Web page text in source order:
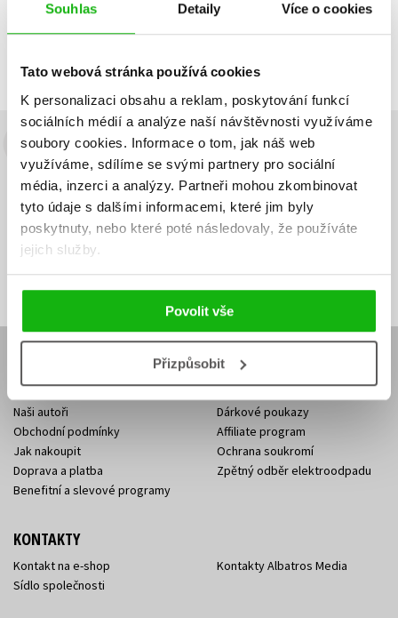
Souhlas Detaily Více o cookies
Tato webová stránka používá cookies
K personalizaci obsahu a reklam, poskytování funkcí
sociálních médií a analýze naší návštěvnosti využíváme
soubory cookies. Informace o tom, jak náš web
využíváme, sdílíme se svými partnery pro sociální
média, inzerci a analýzy. Partneři mohou zkombinovat
tyto údaje s dalšími informacemi, které jim byly
poskytnuty, nebo které poté následovaly, že používáte
jejich služby.
Povolit vše
Přizpůsobit
Zobraz záznamů
Budete to vědět jako první!
Zajímá Vás, jaký knižní hit právě vychází, na jaké zboží je výhodná
sleva, jaká běží soutěž o ceny? Přihlášením k odběru našich e-
mailových novineksouhlasíte se zpracováním osobních údajů.
Vaše e-
Vaše e-
Přihlásit se
Aktuality
Naši autoři
Obchodní podmínky
Jak nakoupit
Doprava a platba
Benefitní a slevové programy
Knižní novinky
Dárkové poukazy
Affiliate program
Ochrana soukromí
Zpětný odběr elektroodpadu
KONTAKTY
Kontakt na e-shop
Sídlo společnosti
Kontakty Albatros Media